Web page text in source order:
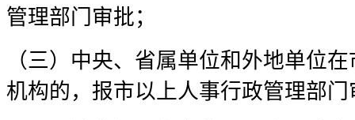
管理部门审批；
（三）中央、省属单位和外地单位
机构的，报市以上人事行政管理部门